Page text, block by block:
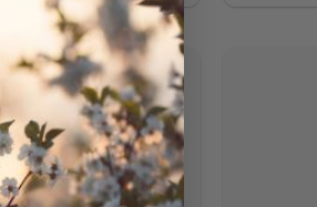
Auf die
Wunschliste